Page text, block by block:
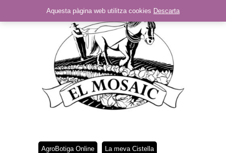
AgroBotiga Online La meva Cistella
Aquesta pàgina web utilitza cookies Descarta